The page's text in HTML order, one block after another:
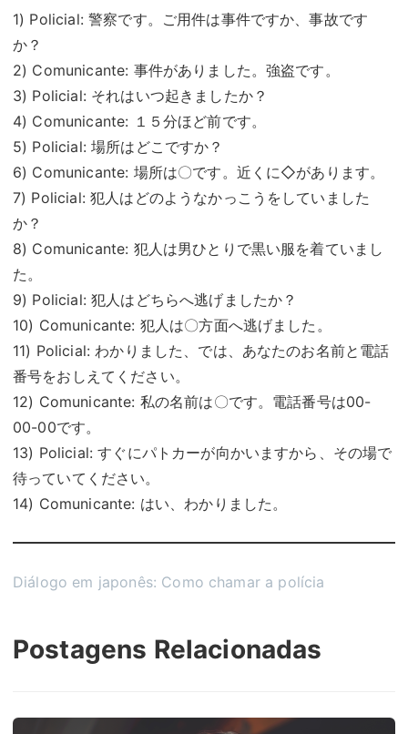
1) Policial: 警察です。ご用件は事件ですか、事故です
か？
2) Comunicante: 事件がありました。強盗です。
3) Policial: それはいつ起きましたか？
4) Comunicante: １５分ほど前です。
5) Policial: 場所はどこですか？
6) Comunicante: 場所は〇です。近くに◇があります。
7) Policial: 犯人はどのようなかっこうをしていました
か？
8) Comunicante: 犯人は男ひとりで黒い服を着ていまし
た。
9) Policial: 犯人はどちらへ逃げましたか？
10) Comunicante: 犯人は〇方面へ逃げました。
11) Policial: わかりました、では、あなたのお名前と電話
番号をおしえてください。
12) Comunicante: 私の名前は〇です。電話番号は00-
00-00です。
13) Policial: すぐにパトカーが向かいますから、その場で
待っていてください。
14) Comunicante: はい、わかりました。
Diálogo em japonês: Como chamar a polícia
Postagens Relacionadas